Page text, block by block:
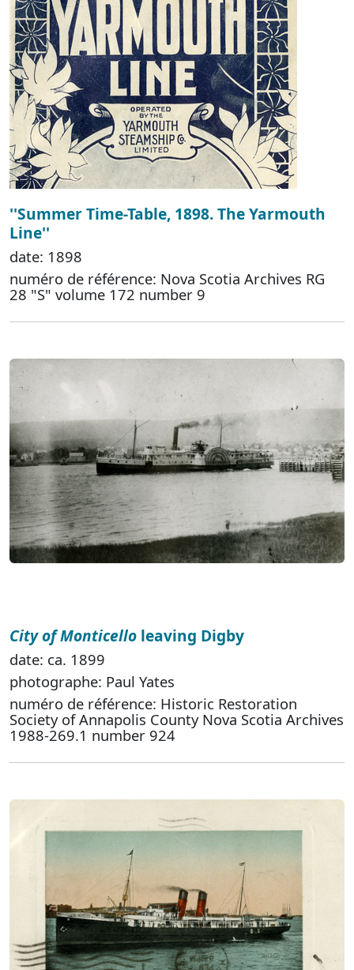
''Summer Time-Table, 1898. The Yarmouth
Line''
date: 1898
numéro de référence: Nova Scotia Archives RG
28 "S" volume 172 number 9
City of Monticello leaving Digby
date: ca. 1899
photographe: Paul Yates
numéro de référence: Historic Restoration
Society of Annapolis County Nova Scotia Archives
1988-269.1 number 924